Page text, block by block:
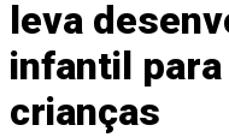
leva
infantil
crianças